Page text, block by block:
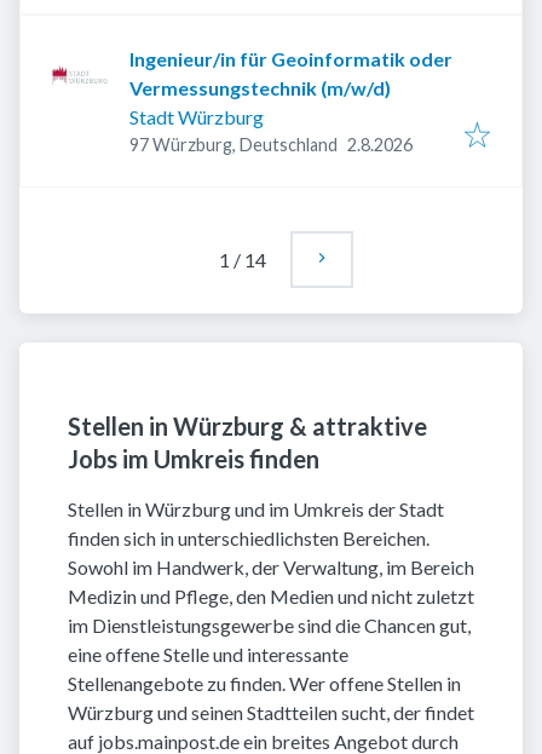
Ingenieur/in für Geoinformatik oder
Vermessungstechnik (m/w/d)
Stadt Würzburg
97 Würzburg, Deutschland Veröffentlicht
2.8.2026
1 / 14
Stellen in Würzburg & attraktive
Jobs im Umkreis finden
Stellen in Würzburg und im Umkreis der Stadt
finden sich in unterschiedlichsten Bereichen.
Sowohl im Handwerk, der Verwaltung, im Bereich
Medizin und Pflege, den Medien und nicht zuletzt
im Dienstleistungsgewerbe sind die Chancen gut,
eine offene Stelle und interessante
Stellenangebote zu finden. Wer offene Stellen in
Würzburg und seinen Stadtteilen sucht, der findet
auf jobs.mainpost.de ein breites Angebot durch